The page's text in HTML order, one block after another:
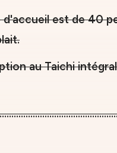
est de 40
au Taichi intégral